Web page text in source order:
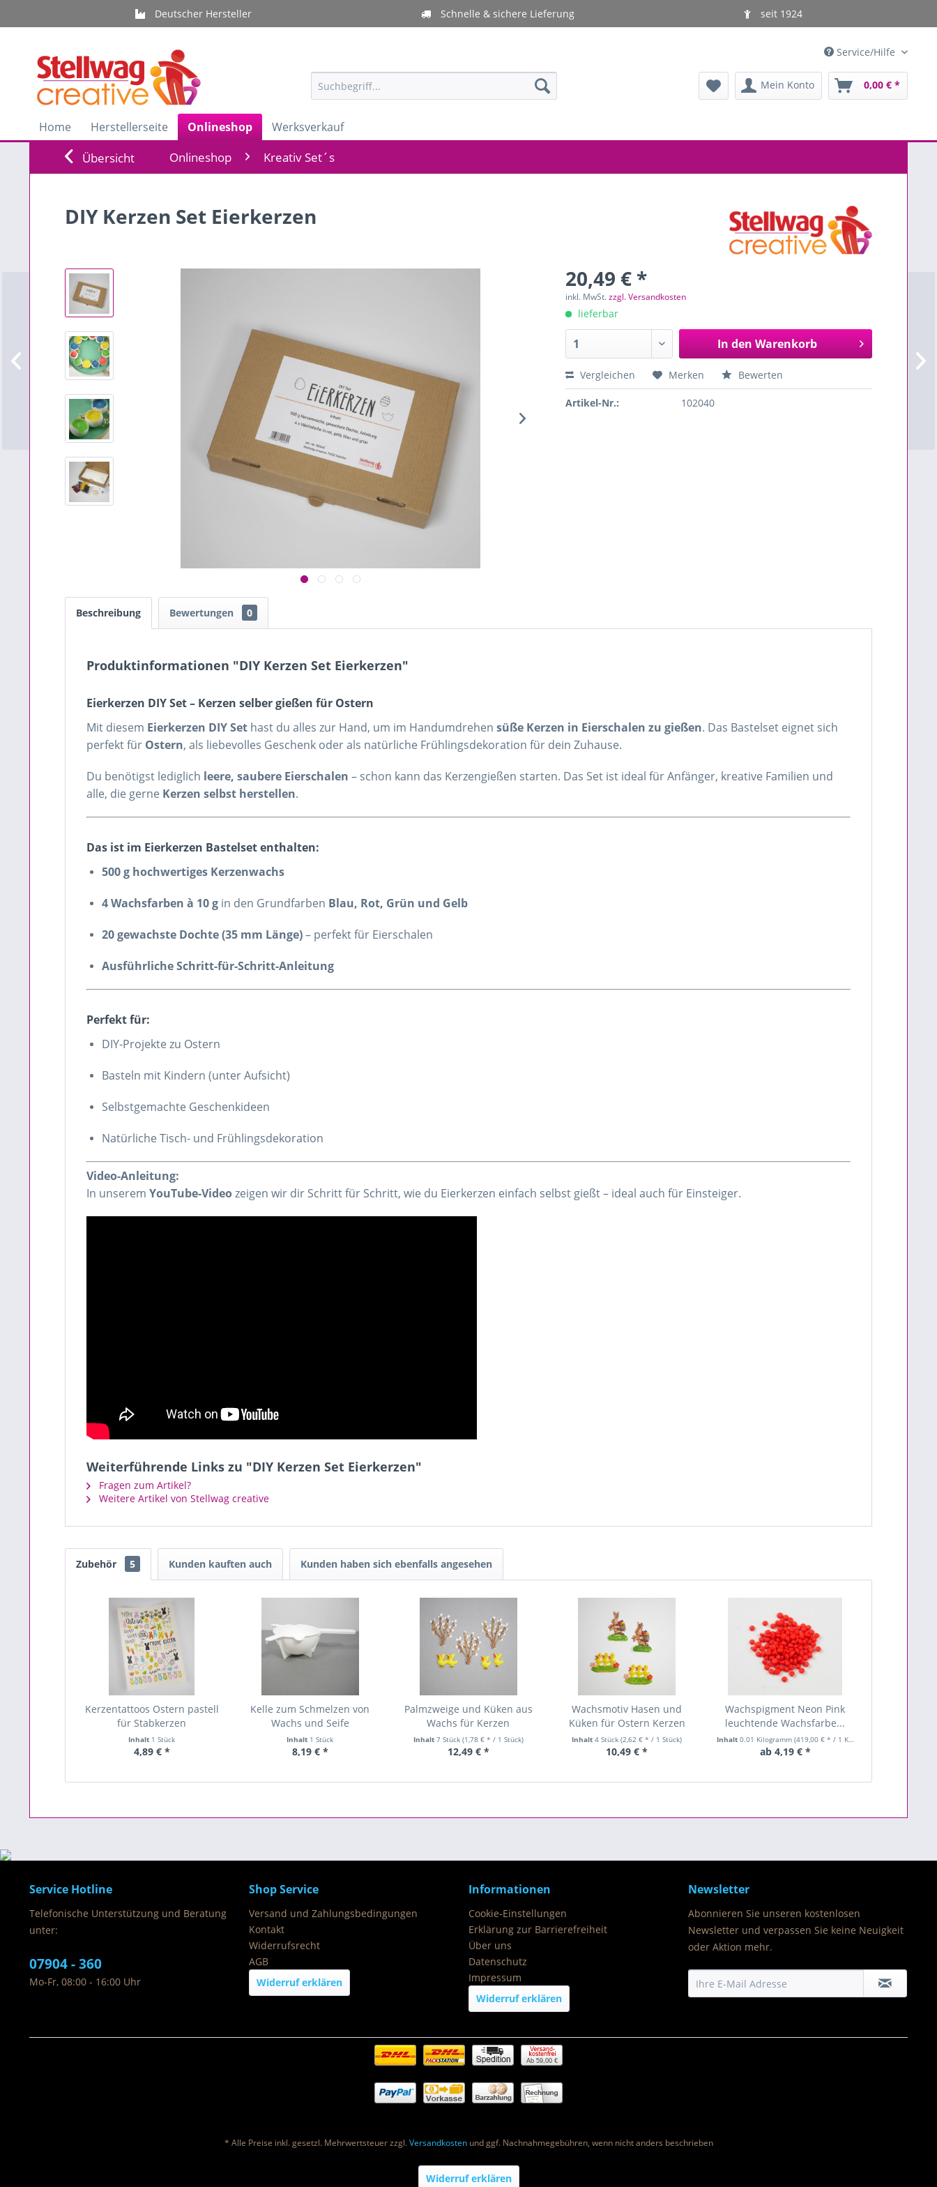
Deutscher Hersteller Schnelle & sichere Lieferung seit 1924
Service/Hilfe
Mein Konto 0,00 € *
Home Herstellerseite Onlineshop Werksverkauf
Übersicht Onlineshop Kreativ Set´s
DIY Kerzen Set Eierkerzen
20,49 € *
inkl. MwSt.zzgl. Versandkosten
lieferbar
In den Warenkorb
Vergleichen Merken Bewerten
Artikel-Nr.: 102040
Beschreibung Bewertungen 0
Produktinformationen "DIY Kerzen Set Eierkerzen"
Eierkerzen DIY Set – Kerzen selber gießen für Ostern
Mit diesem Eierkerzen DIY Set hast du alles zur Hand, um im Handumdrehen süße Kerzen in Eierschalen zu gießen. Das Bastelset eignet sich
perfekt für Ostern, als liebevolles Geschenk oder als natürliche Frühlingsdekoration für dein Zuhause.
Du benötigst lediglich leere, saubere Eierschalen – schon kann das Kerzengießen starten. Das Set ist ideal für Anfänger, kreative Familien und
alle, die gerne Kerzen selbst herstellen.
Das ist im Eierkerzen Bastelset enthalten:
500 g hochwertiges Kerzenwachs
4 Wachsfarben à 10 g in den Grundfarben Blau, Rot, Grün und Gelb
20 gewachste Dochte (35 mm Länge)– perfekt für Eierschalen
Ausführliche Schritt-für-Schritt-Anleitung
Perfekt für:
DIY-Projekte zu Ostern
Basteln mit Kindern (unter Aufsicht)
Selbstgemachte Geschenkideen
Natürliche Tisch- und Frühlingsdekoration
Video-Anleitung:
In unserem YouTube-Videozeigen wir dir Schritt für Schritt, wie du Eierkerzen einfach selbst gießt – ideal auch für Einsteiger.
Weiterführende Links zu "DIY Kerzen Set Eierkerzen"
Fragen zum Artikel?
Weitere Artikel von Stellwag creative
Zubehör 5 Kunden kauften auch Kunden haben sich ebenfalls angesehen
Kerzentattoos Ostern pastell
für Stabkerzen
Inhalt 1 Stück
4,89 € *
Kelle zum Schmelzen von
Wachs und Seife
Inhalt 1 Stück
8,19 € *
Palmzweige und Küken aus
Wachs für Kerzen
Inhalt 7 Stück (1,78 € * / 1 Stück)
12,49 € *
Wachsmotiv Hasen und
Küken für Ostern Kerzen
Inhalt4 Stück(2,62 € * / 1 Stück)
10,49 € *
Wachspigment Neon Pink
leuchtende Wachsfarbe...
Inhalt 0.01 Kilogramm (419,00 € * / 1 Kilogramm)
ab 4,19 € *
Service Hotline
Telefonische Unterstützung und Beratung
unter:
07904 - 360
Mo-Fr, 08:00 - 16:00 Uhr
Shop Service
Versand und Zahlungsbedingungen
Kontakt
Widerrufsrecht
AGB
Widerruf erklären
Informationen
Cookie-Einstellungen
Erklärung zur Barrierefreiheit
Über uns
Datenschutz
Impressum
Widerruf erklären
Newsletter
Abonnieren Sie unseren kostenlosen
Newsletter und verpassen Sie keine Neuigkeit
oder Aktion mehr.
Ab 59,00 €
* Alle Preise inkl. gesetzl. Mehrwertsteuer zzgl.Versandkostenund ggf. Nachnahmegebühren, wenn nicht anders beschrieben
Widerruf erklären